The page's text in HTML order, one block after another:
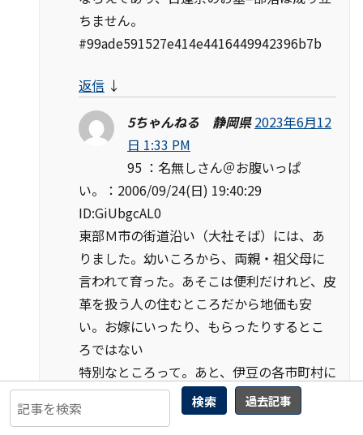
検索 過去記事
ちません。
#99ade591527e414e4416449942396b7b
返信 ↓
5ちゃんねる 静岡県 2023年6月12
日 1:33 PM
95 ：名無しさん＠お腹いっぱ
い。：2006/09/24(日) 19:40:29
ID:GiUbgcAL0
東部Ｍ市の街道沿い（大社そば）には、あ
りました。幼いころから、両親・祖父母に
言われて育った。あそこは便利だけれど、皮
革を扱う人の住むところだから地価も安
い。お嫁にいったり、もらったりするとこ
ろではない
特別なところって。あと、伊豆の各市町村に
は、いわゆる長吏の仕事をする身分の人が
いて、その子孫の方は、血統が悪いという